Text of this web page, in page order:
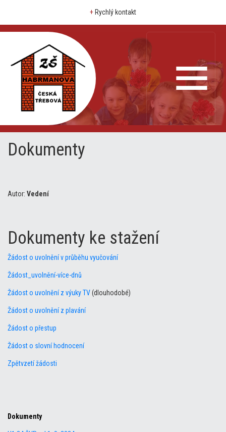
+ Rychlý kontakt
Dokumenty
Autor: Vedení
Dokumenty ke stažení
Žádost o uvolnění v průběhu vyučování
Žádost_uvolnění-více-dnů
Žádost o uvolnění z výuky TV(dlouhodobé)
Žádost o uvolnění z plavání
Žádost o přestup
Žádost o slovní hodnocení
Zpětvzetí žádosti
Dokumenty